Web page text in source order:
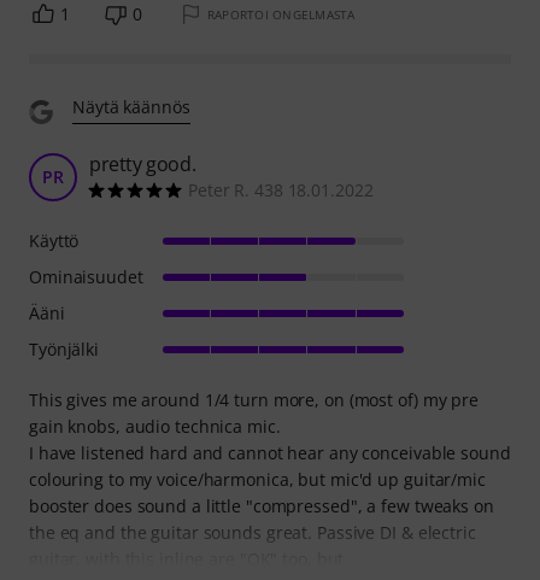
1 0 RAPORTOI ONGELMASTA
Näytä käännös
PR pretty good.
Peter R. 438 18.01.2022
This gives me around 1/4 turn more, on (most of) my pre
gain knobs, audio technica mic.
I have listened hard and cannot hear any conceivable sound
colouring to my voice/harmonica, but mic'd up guitar/mic
booster does sound a little "compressed", a few tweaks on
the eq and the guitar sounds great. Passive DI & electric
Käyttö
Ominaisuudet
Ääni
Työnjälki